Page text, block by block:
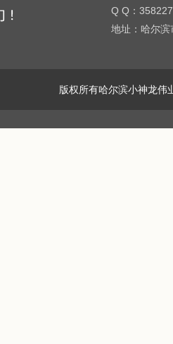
Q Q：
地址：哈尔
版权所有哈尔滨小神龙伟